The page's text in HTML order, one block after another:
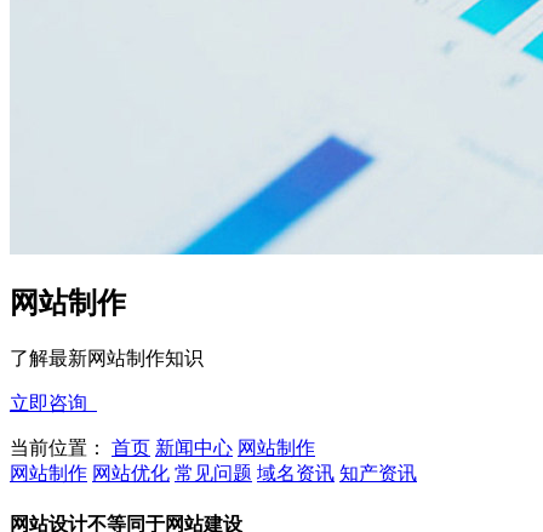
网站制作
了解最新网站制作知识
立即咨询
当前位置： 首页 新闻中心 网站制作
网站制作 网站优化 常见问题 域名资讯 知产资讯
网站设计不等同于网站建设